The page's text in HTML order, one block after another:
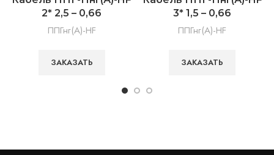
2* 2,5 – 0,66
ППГнг(А)-HF
ЗАКАЗАТЬ
3* 1,5 – 0,66
ППГнг(А)-HF
ЗАКАЗАТЬ